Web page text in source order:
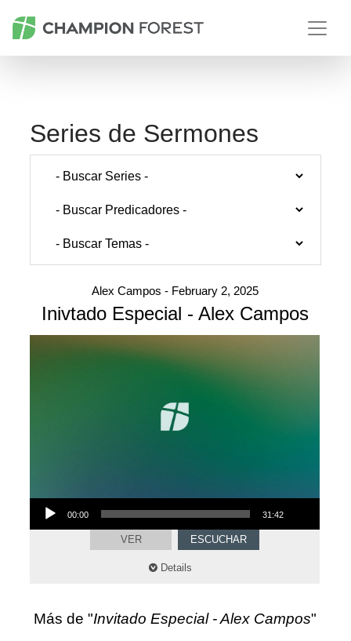
Series de Sermones
Alex Campos - February 2, 2025
Inivtado Especial - Alex Campos
Audio
00:00 31:42
VER ESCUCHAR
Details
Más de "Invitado Especial - Alex Campos"